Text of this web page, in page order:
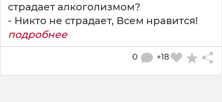
страдает алкоголизмом?
- Никто не страдает, Всем нравится!
подробнее
+18
0